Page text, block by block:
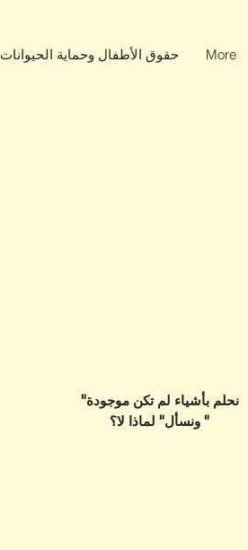
حقوق الأطفال وحماية الحيوانات More
"نحلم بأشياء لم تكن موجودة
ونسأل" لماذا لا؟ "